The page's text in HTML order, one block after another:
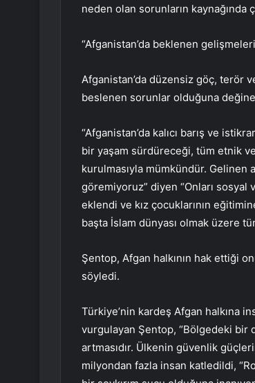
neden olan sorunların
“Afganistan’da beklenen
Afganistan’da düzensiz göç, terör
beslenen sorunlar olduğuna
“Afganistan’da kalıcı barış ve
bir yaşam sürdüreceği, tüm etnik
kurulmasıyla mümkündür. Gelinen
göremiyoruz” diyen “Onları sosyal
eklendi ve kız çocuklarının
başta İslam dünyası olmak üzere
Şentop, Afgan halkının hak ettiği
söyledi.
Türkiye’nin kardeş Afgan halkına
vurgulayan Şentop, “Bölgedeki bir
artmasıdır. Ülkenin güvenlik
milyondan fazla insan katledildi,